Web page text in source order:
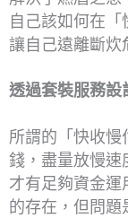
自己該如何在「
讓自己遠離斷炊
透過套裝服務設
所謂的「快收
錢，盡量放慢速
才有足夠資金運
的存在，但問題